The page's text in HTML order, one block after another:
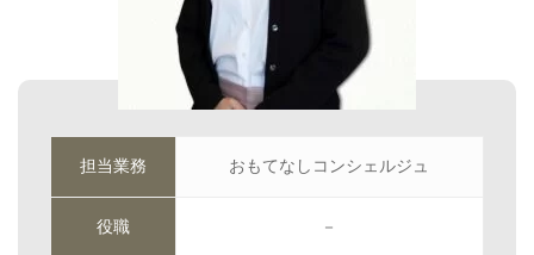
担当業務 おもてなしコンシェルジュ
役職 －